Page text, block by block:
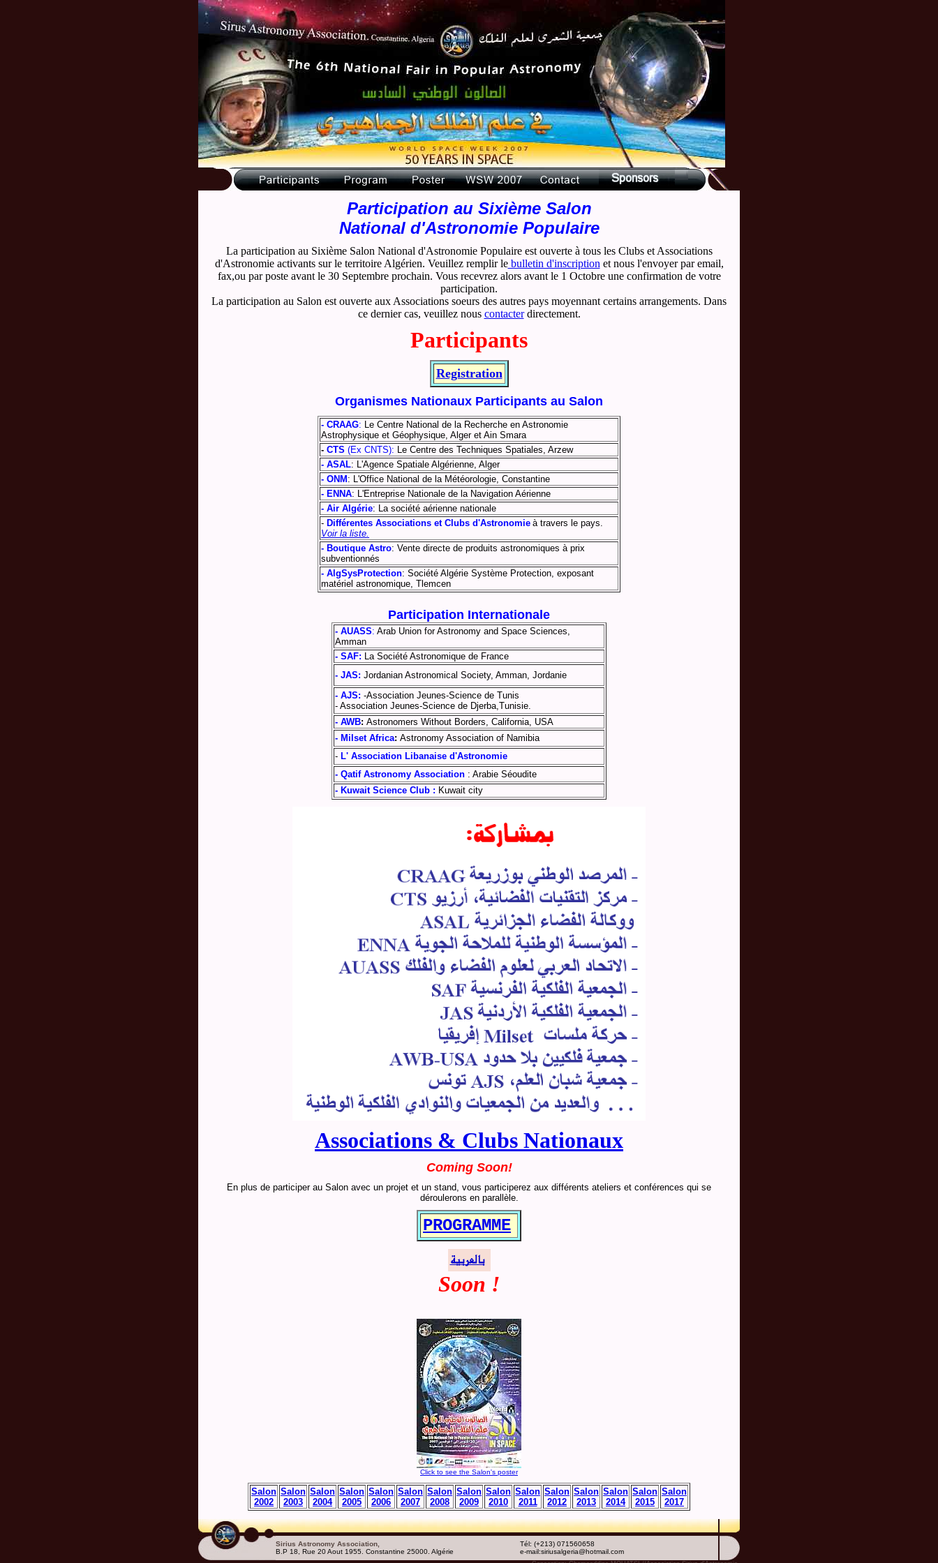
Participation au Sixième Salon
National d'Astronomie Populaire
La participation au Sixième Salon National d'Astronomie Populaire est ouverte à tous les Clubs et Associations
d'Astronomie activants sur le territoire Algérien. Veuillez remplir lebulletin d'inscription et nous l'envoyer par email,
fax,ou par poste avant le 30 Septembre prochain. Vous recevrez alors avant le 1 Octobre une confirmation de votre
participation.
La participation au Salon est ouverte aux Associations soeurs des autres pays moyennant certains arrangements. Dans
ce dernier cas, veuillez nous contacterdirectement.
Participants
Registration
Organismes Nationaux Participants au Salon
- CRAAG: Le Centre National de la Recherche en Astronomie
Astrophysique et Géophysique, Alger et Ain Smara
- CTS (Ex CNTS): Le Centre des Techniques Spatiales, Arzew
- ASAL: L'Agence Spatiale Algérienne, Alger
- ONM : L'Office National de la Météorologie, Constantine
- ENNA: L'Entreprise Nationale de la Navigation Aérienne
- Air Algérie: La société aérienne nationale
- Différentes Associations et Clubs d'Astronomie à travers le pays.
Voir la liste.
- Boutique Astro: Vente directe de produits astronomiques à prix
subventionnés
- AlgSysProtection: Société Algérie Système Protection, exposant
matériel astronomique, Tlemcen
Participation Internationale
- AUASS: Arab Union for Astronomy and Space Sciences,
Amman
- SAF: La Société Astronomique de France
- JAS: Jordanian Astronomical Society, Amman, Jordanie
- AJS: -Association Jeunes-Science de Tunis
- Association Jeunes-Science de Djerba,Tunisie.
- AWB: Astronomers Without Borders, California, USA
- Milset Africa: Astronomy Association of Namibia
- L' Association Libanaise d'Astronomie
- Qatif Astronomy Association : Arabie Séoudite
- Kuwait Science Club : Kuwait city
Associations & Clubs Nationaux
Coming Soon!
En plus de participer au Salon avec un projet et un stand, vous participerez aux différents ateliers et conférences qui se
déroulerons en parallèle.
PROGRAMME
Soon !
Click to see the Salon's poster
Salon
2002
Salon
2003
Salon
2004
Salon
2005
Salon
2006
Salon
2007
Salon
2008
Salon
2009
Salon
2010
Salon
2011
Salon
2012
Salon
2013
Salon
2014
Salon
2015
Salon
2017
Sirius Astronomy Association,
B.P 18, Rue 20 Aout 1955. Constantine 25000. Algérie
Tél: (+213) 071560658
e-mail:siriusalgeria@hotmail.com